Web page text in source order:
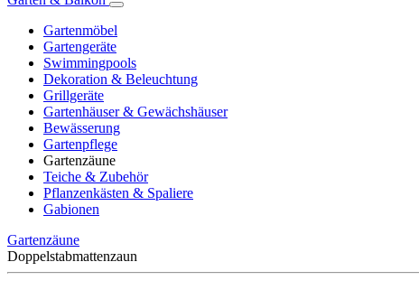
Gartenmöbel
Gartengeräte
Swimmingpools
Dekoration & Beleuchtung
Grillgeräte
Gartenhäuser & Gewächshäuser
Bewässerung
Gartenpflege
Gartenzäune
Teiche & Zubehör
Pflanzenkästen & Spaliere
Gabionen
Gartenzäune
Doppelstabmattenzaun